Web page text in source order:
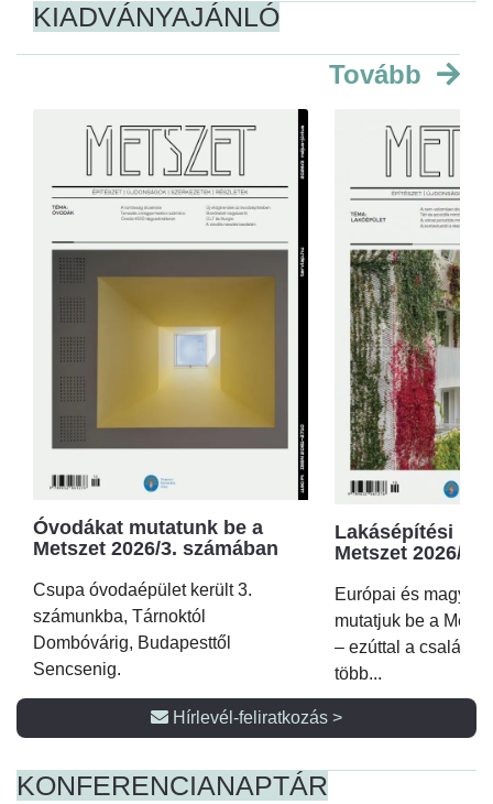
KIADVÁNYAJÁNLÓ
Tovább
Óvodákat mutatunk be a
Metszet 2026/3. számában
Csupa óvodaépület került 3.
számunkba, Tárnoktól
Dombóvárig, Budapesttől
Sencsenig.
Lakásépítési
Metszet 2026/2.
Európai és magyar
mutatjuk be a
– ezúttal a családi
több...
Hírlevél-feliratkozás >
KONFERENCIANAPTÁR